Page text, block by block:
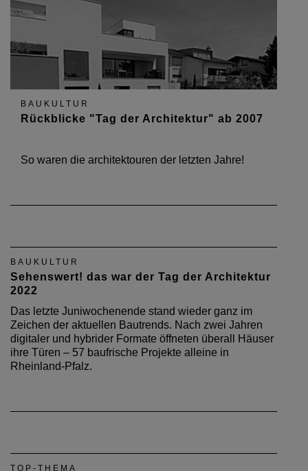
BAUKULTUR
Rückblicke "Tag der Architektur" ab 2007
So waren die architektouren der letzten Jahre!
BAUKULTUR
Sehenswert! das war der Tag der Architektur
2022
Das letzte Juniwochenende stand wieder ganz im
Zeichen der aktuellen Bautrends. Nach zwei Jahren
digitaler und hybrider Formate öffneten überall Häuser
ihre Türen – 57 baufrische Projekte alleine in
Rheinland-Pfalz.
TOP-THEMA